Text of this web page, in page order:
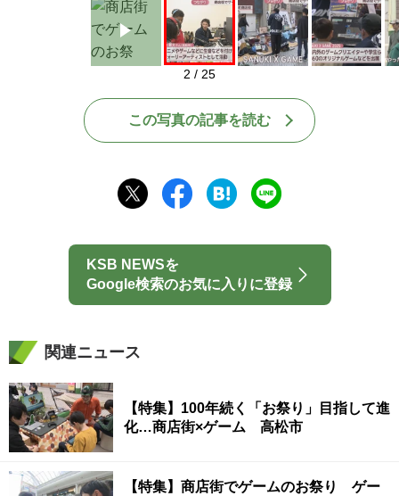
2 / 25
この写真の記事を読む
KSB NEWSを
Google検索のお気に入りに登録
関連ニュース
【特集】100年続く「お祭り」目指して進
化…商店街×ゲーム 高松市
【特集】商店街でゲームのお祭り ゲー